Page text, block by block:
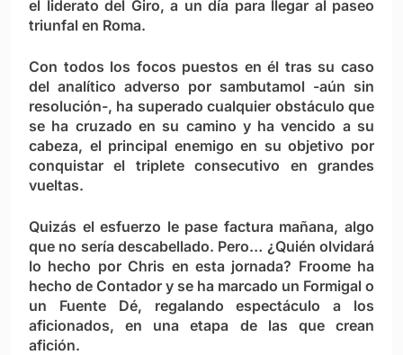
el liderato del Giro, a un día para llegar al paseo
triunfal en Roma.
Con todos los focos puestos en él tras su caso
del analítico adverso por sambutamol -aún sin
resolución-, ha superado cualquier obstáculo que
se ha cruzado en su camino y ha vencido a su
cabeza, el principal enemigo en su objetivo por
conquistar el triplete consecutivo en grandes
vueltas.
Quizás el esfuerzo le pase factura mañana, algo
que no sería descabellado. Pero… ¿Quién olvidará
lo hecho por Chris en esta jornada? Froome ha
hecho de Contador y se ha marcado un Formigal o
un Fuente Dé, regalando espectáculo a los
aficionados, en una etapa de las que crean
afición.